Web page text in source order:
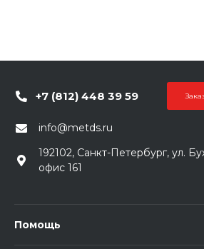
+7 (812) 448 39 59
info@metds.ru
192102, Санкт-Петербург, ул.
офис 161
Помощь